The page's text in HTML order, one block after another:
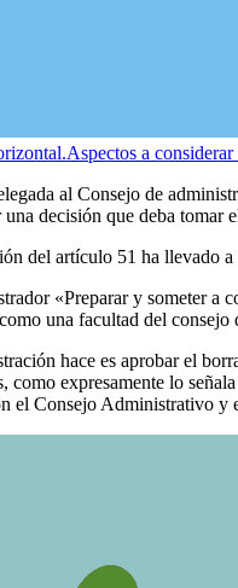
Aspectos a
al Consejo de
decisión que deba tomar
del artículo 51 ha llevado
«Preparar y someter
una facultad del
hace es aprobar el
como expresamente lo
el Consejo Administrativo y